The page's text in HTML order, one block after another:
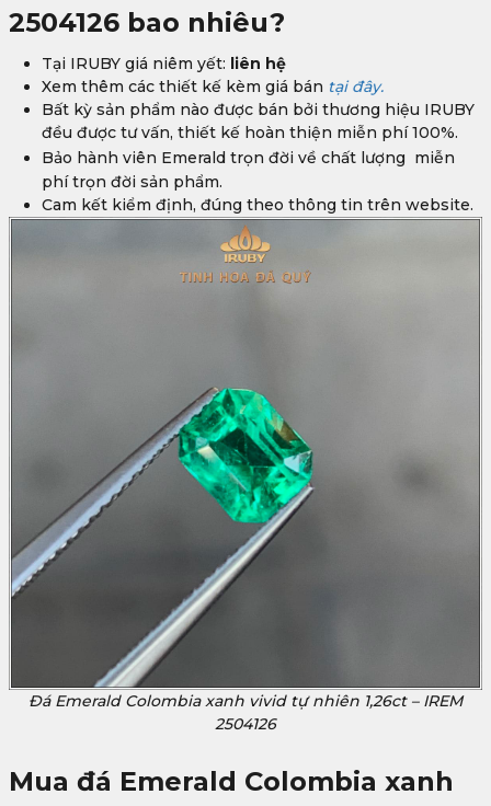
2504126 bao nhiêu?
Tại IRUBY giá niêm yết: liên hệ
Xem thêm các thiết kế kèm giá bán tại đây.
Bất kỳ sản phẩm nào được bán bởi thương hiệu IRUBY
đều được tư vấn, thiết kế hoàn thiện miễn phí 100%.
Bảo hành viên Emerald trọn đời về chất lượng miễn
phí trọn đời sản phẩm.
Cam kết kiểm định, đúng theo thông tin trên website.
Đá Emerald Colombia xanh vivid tự nhiên 1,26ct – IREM
2504126
Mua đá Emerald Colombia xanh